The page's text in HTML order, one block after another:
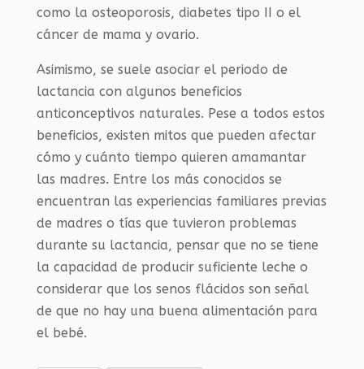
como la osteoporosis, diabetes tipo II o el
cáncer de mama y ovario.
Asimismo, se suele asociar el periodo de
lactancia con algunos beneficios
anticonceptivos naturales. Pese a todos estos
beneficios, existen mitos que pueden afectar
cómo y cuánto tiempo quieren amamantar
las madres. Entre los más conocidos se
encuentran las experiencias familiares previas
de madres o tías que tuvieron problemas
durante su lactancia, pensar que no se tiene
la capacidad de producir suficiente leche o
considerar que los senos flácidos son señal
de que no hay una buena alimentación para
el bebé.